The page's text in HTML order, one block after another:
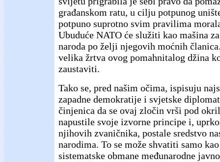
građanskom ratu, u cilju potpunog
potpuno suprotno svim pravilima
Ubuduće NATO će služiti kao mašina
naroda po želji njegovih moćnih
velika žrtva ovog pomahnitalog džina
zaustaviti.
Tako se, pred našim očima, ispisuju
zapadne demokratije i svjetske
činjenica da se ovaj zločin vrši pod
napustile svoje izvorne principe i,
njihovih zvaničnika, postale sredstvo
narodima. To se može shvatiti samo
sistematske obmane međunarodne